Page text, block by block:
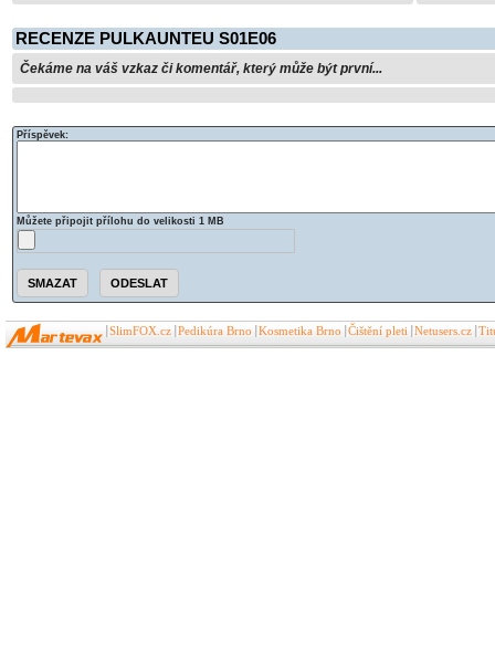
RECENZE PULKAUNTEU S01E06
Čekáme na váš vzkaz či komentář, který může být první...
Příspěvek:
Můžete připojit přílohu do velikosti 1 MB
SlimFOX.cz Pedikúra Brno Kosmetika Brno Čištění pleti Netusers.cz